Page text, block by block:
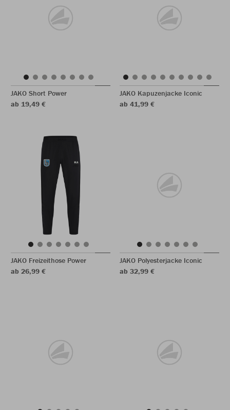
JAKO Short Power
ab 19,49 €
JAKO Kapuzenjacke Iconic
ab 41,99 €
JAKO Freizeithose Power
ab 26,99 €
JAKO Polyesterjacke Iconic
ab 32,99 €